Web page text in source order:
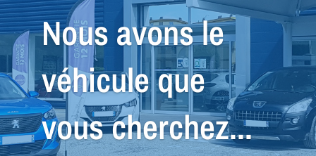
Nous avons le
véhicule que
vous cherchez...